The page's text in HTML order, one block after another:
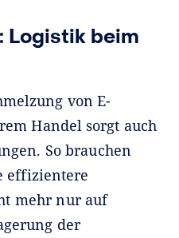
Logistik beim
von E-
Handel sorgt auch
So brauchen
effizientere
mehr nur auf
der